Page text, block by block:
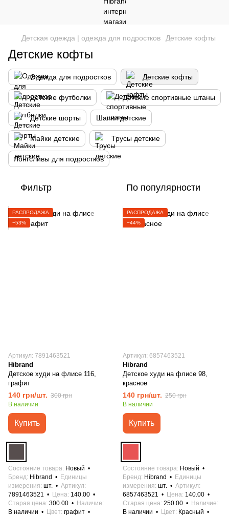
Детская одежда | одежда для подростков Детские кофты
Детские кофты
Одежда для подростков Детские кофты
Детские футболки Детские спортивные штаны
Детские шорты Шапки детские
Майки детские Трусы детские
Лонгсливы для подростков
Фильтр По популярности
РАСПРОДАЖА
−53%
Артикул: 7891463521
Hibrand
Детское худи на флисе 116,
графит
140 грн/шт. 300 грн
В наличии
Купить
Состояние товара Новый
Бренд Hibrand
Единицы
измерения шт.
Артикул
7891463521
Цена 140.00
Старая цена 300.00
Наличие
В наличии
Цвет графит
РАСПРОДАЖА
−44%
Артикул: 6857463521
Hibrand
Детское худи на флисе 98,
красное
140 грн/шт. 250 грн
В наличии
Купить
Состояние товара Новый
Бренд Hibrand
Единицы
измерения шт.
Артикул
6857463521
Цена 140.00
Старая цена 250.00
Наличие
В наличии
Цвет
Красный